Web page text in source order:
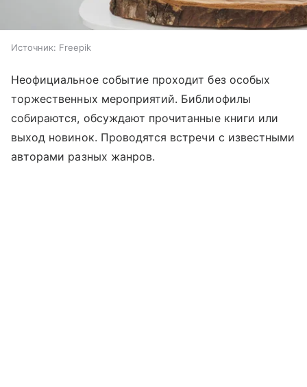
Источник: Freepik
Неофициальное событие проходит без особых
торжественных мероприятий. Библиофилы
собираются, обсуждают прочитанные книги или
выход новинок. Проводятся встречи с известными
авторами разных жанров.